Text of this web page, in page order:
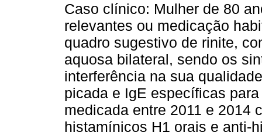
Caso clínico: Mulher de 80
relevantes ou medicação
quadro sugestivo de rinite,
aquosa bilateral, sendo os
interferência na sua
picada e IgE específicas
medicada entre 2011 e 2014
histamínicos H1 orais e anti-